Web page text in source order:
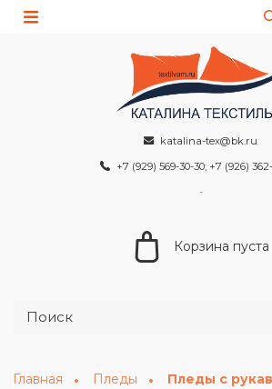
katalina-tex@bk.ru
+7 (929) 569-30-30; +7 (926)
Корзина пуста
Главная Пледы Пледы с